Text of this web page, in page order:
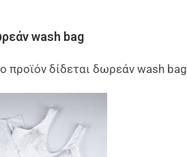
wash bag
προϊόν δίδεται δωρεάν wash bag